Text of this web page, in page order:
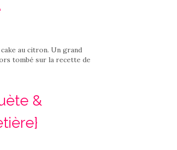
au citron. Un grand
tombé sur la recette de
&